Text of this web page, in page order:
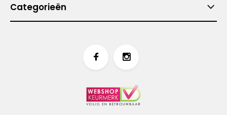
Categorieën